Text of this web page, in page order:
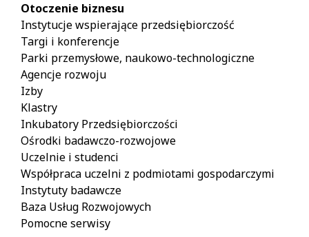
Otoczenie biznesu
Instytucje wspierające przedsiębiorczość
Targi i konferencje
Parki przemysłowe, naukowo-technologiczne
Agencje rozwoju
Izby
Klastry
Inkubatory Przedsiębiorczości
Ośrodki badawczo-rozwojowe
Uczelnie i studenci
Współpraca uczelni z podmiotami gospodarczymi
Instytuty badawcze
Baza Usług Rozwojowych
Pomocne serwisy